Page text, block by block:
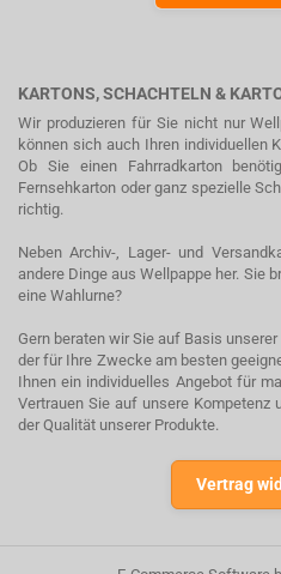
KARTONS, SCHACHTELN &
Wir produzieren für Sie nicht nur
können sich auch Ihren individuellen
Ob Sie einen Fahrradkarton
Fernsehkarton oder ganz spezielle
richtig.
Neben Archiv-, Lager- und
andere Dinge aus Wellpappe her. Sie
eine Wahlurne?
Gern beraten wir Sie auf Basis
der für Ihre Zwecke am besten
Ihnen ein individuelles Angebot für
Vertrauen Sie auf unsere Kompetenz
der Qualität unserer Produkte.
Vertrag